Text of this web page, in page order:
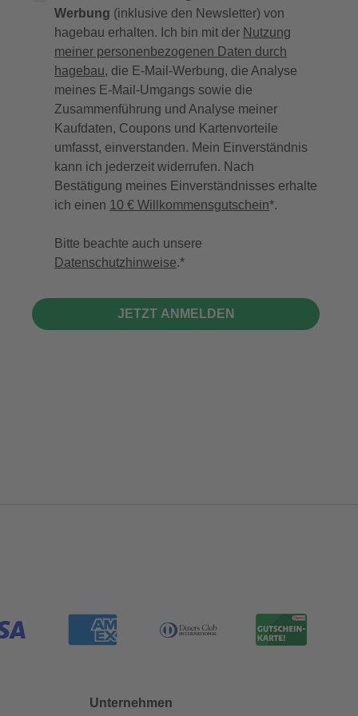
Werbung (inklusive den Newsletter) von
hagebau erhalten. Ich bin mit der Nutzung
meiner personenbezogenen Daten durch
hagebau, die E-Mail-Werbung, die Analyse
meines E-Mail-Umgangs sowie die
Zusammenführung und Analyse meiner
Kaufdaten, Coupons und Kartenvorteile
umfasst, einverstanden. Mein Einverständnis
kann ich jederzeit widerrufen. Nach
Bestätigung meines Einverständnisses erhalte
ich einen 10 € Willkommensgutschein*.
Bitte beachte auch unsere
Datenschutzhinweise.
JETZT ANMELDEN
Unternehmen